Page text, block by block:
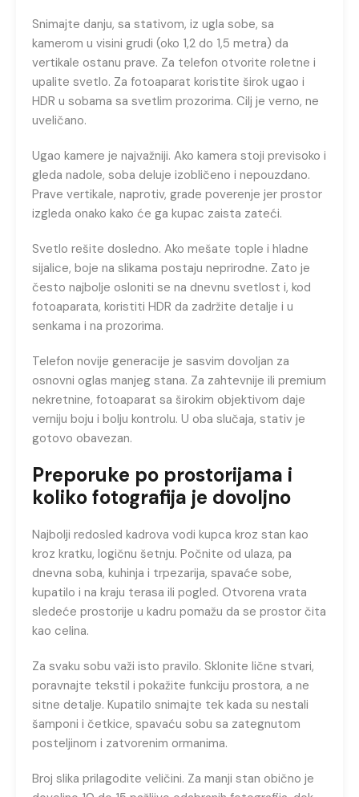
Snimajte danju, sa stativom, iz ugla sobe, sa
kamerom u visini grudi (oko 1,2 do 1,5 metra) da
vertikale ostanu prave. Za telefon otvorite roletne i
upalite svetlo. Za fotoaparat koristite širok ugao i
HDR u sobama sa svetlim prozorima. Cilj je verno, ne
uveličano.
Ugao kamere je najvažniji. Ako kamera stoji previsoko i
gleda nadole, soba deluje izobličeno i nepouzdano.
Prave vertikale, naprotiv, grade poverenje jer prostor
izgleda onako kako će ga kupac zaista zateći.
Svetlo rešite dosledno. Ako mešate tople i hladne
sijalice, boje na slikama postaju neprirodne. Zato je
često najbolje osloniti se na dnevnu svetlost i, kod
fotoaparata, koristiti HDR da zadržite detalje i u
senkama i na prozorima.
Telefon novije generacije je sasvim dovoljan za
osnovni oglas manjeg stana. Za zahtevnije ili premium
nekretnine, fotoaparat sa širokim objektivom daje
verniju boju i bolju kontrolu. U oba slučaja, stativ je
gotovo obavezan.
Preporuke po prostorijama i
koliko fotografija je dovoljno
Najbolji redosled kadrova vodi kupca kroz stan kao
kroz kratku, logičnu šetnju. Počnite od ulaza, pa
dnevna soba, kuhinja i trpezarija, spavaće sobe,
kupatilo i na kraju terasa ili pogled. Otvorena vrata
sledeće prostorije u kadru pomažu da se prostor čita
kao celina.
Za svaku sobu važi isto pravilo. Sklonite lične stvari,
poravnajte tekstil i pokažite funkciju prostora, a ne
sitne detalje. Kupatilo snimajte tek kada su nestali
šamponi i četkice, spavaću sobu sa zategnutom
posteljinom i zatvorenim ormanima.
Broj slika prilagodite veličini. Za manji stan obično je